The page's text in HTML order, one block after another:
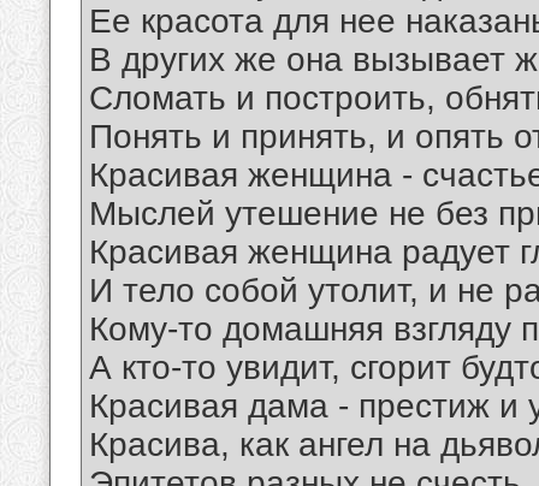
Ее красота для нее
В других же она вызывает
Сломать и построить,
Понять и принять, и опять
Красивая женщина -
Мыслей утешение не без
Красивая женщина радует
И тело собой утолит, и не
Кому-то домашняя взгляду
А кто-то увидит, сгорит
Красивая дама - престиж и
Красива, как ангел на